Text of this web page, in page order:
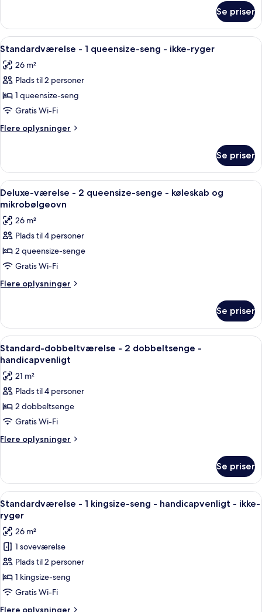
-
ikke-
ryger
-
kingsize-
ikke-
Se priser
Indlæs
alle
billeder
af
Standardværelse
-
1
queensize-
-
ikke-
ryger
Et hotelværelse med seng, et
6
Standardværelse - 1 queensize-seng - ikke-ryger
26 m²
Plads til 2 personer
1 queensize-seng
Gratis Wi-Fi
Flere oplysninger
Flere
-
queensize-
seng
ikke-
ryger
Se priser
Indlæs
alle
billeder
af
Deluxe-
værelse
-
2
-
køleskab
og
mikrobølgeovn
Et hotelværelse med to senge, et
7
Deluxe-værelse - 2 queensize-senge - køleskab og
mikrobølgeovn
26 m²
Plads til 4 personer
2 queensize-senge
Gratis Wi-Fi
Flere oplysninger
Flere
værelse
2
queensize-
køleskab
mikrobølgeovn
Se priser
Indlæs
alle
billeder
af
Standard-
dobbeltværelse
-
2
handicapvenligt
Et hotelværelse med to senge, et
4
Standard-dobbeltværelse - 2 dobbeltsenge -
handicapvenligt
21 m²
Plads til 4 personer
2 dobbeltsenge
Gratis Wi-Fi
Flere oplysninger
Flere
dobbeltværelse
2
dobbeltsenge
handicapvenligt
Se priser
Indlæs
alle
billeder
af
Standardværelse
-
1
kingsize-
seng
Et hotelværelse med en stor seng,
5
Standardværelse - 1 kingsize-seng - handicapvenligt - ikke-
ryger
26 m²
1 soveværelse
Plads til 2 personer
1 kingsize-seng
Gratis Wi-Fi
Flere oplysninger
Flere